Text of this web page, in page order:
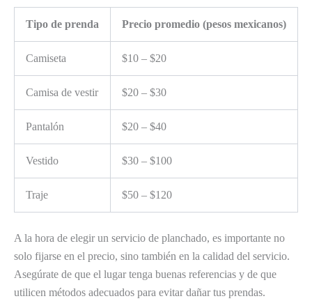
Tipo de prenda Precio promedio (pesos mexicanos)
Camiseta $10 – $20
Camisa de vestir $20 – $30
Pantalón $20 – $40
Vestido $30 – $100
Traje $50 – $120
A la hora de elegir un servicio de planchado, es importante no
solo fijarse en el precio, sino también en la calidad del servicio.
Asegúrate de que el lugar tenga buenas referencias y de que
utilicen métodos adecuados para evitar dañar tus prendas.